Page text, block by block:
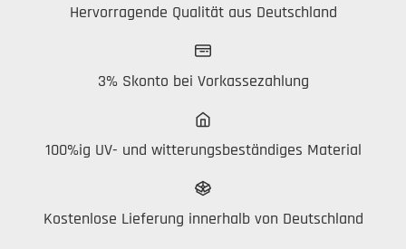
Hervorragende Qualität aus Deutschland
3% Skonto bei Vorkassezahlung
100%ig UV- und witterungsbeständiges Material
Kostenlose Lieferung innerhalb von Deutschland